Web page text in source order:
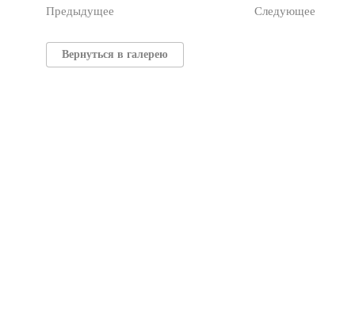
Предыдущее Следующее
Вернуться в галерею